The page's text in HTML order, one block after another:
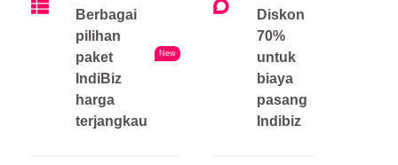
Berbagai
pilihan
paket
IndiBiz
harga
terjangkau
New
Diskon
70%
untuk
biaya
pasang
Indibiz